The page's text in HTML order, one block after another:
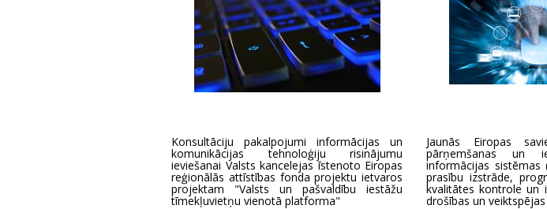
Konsultāciju pakalpojumi informācijas un
komunikācijas tehnoloģiju risinājumu
ieviešanai Valsts kancelejas īstenoto Eiropas
reģionālās attīstības fonda projektu ietvaros
projektam "Valsts un pašvaldību iestāžu
tīmekļuvietņu vienotā platforma"
Jaunās Eiropas
pārņemšanas un
informācijas sistēmas
prasību izstrāde,
kvalitātes kontrole un
drošības un